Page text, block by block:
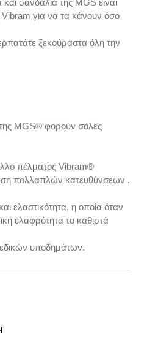
σανδάλια τής MGS είναι
για να τα κάνουν όσο
ξεκούραστα όλη την
MGS® φορούν σόλες
πέλματος Vibram®
πολλαπλών κατευθύνσεων .
ελαστικότητα, η οποία όταν
ελαφρότητα το καθιστά
υποδημάτων.